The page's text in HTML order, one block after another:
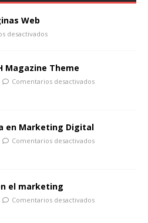
Web
desactivados
Magazine Theme
Comentarios desactivados
en Marketing Digital
Comentarios desactivados
el marketing
Comentarios desactivados